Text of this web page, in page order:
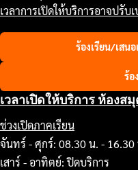
เวลาการเปิดให้บริการอาจปรั
ร้องเรียน/เสน
ร้อ
เวลาเปิดให้บริการ ห้อง
ช่วงเปิดภาคเรียน
จันทร์ - ศุกร์: 08.30 น. - 16.30
เสาร์ - อาทิตย์: ปิดบริการ